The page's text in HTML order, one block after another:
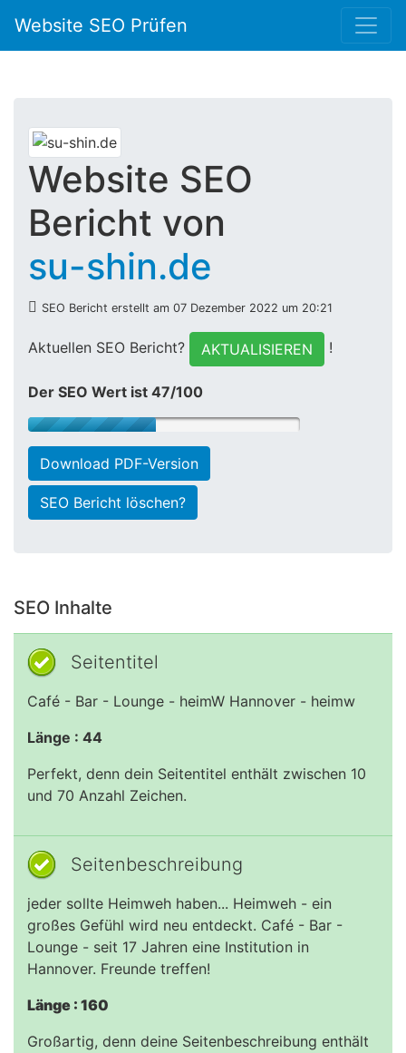
Website SEO Prüfen
Website SEO
Bericht von
su-shin.de
SEO Bericht erstellt am 07 Dezember 2022 um 20:21
Aktuellen SEO Bericht? AKTUALISIEREN !
Der SEO Wert ist 47/100
Download PDF-Version
SEO Bericht löschen?
SEO Inhalte
Seitentitel
Café - Bar - Lounge - heimW Hannover - heimw
Länge : 44
Perfekt, denn dein Seitentitel enthält zwischen 10
und 70 Anzahl Zeichen.
Seitenbeschreibung
jeder sollte Heimweh haben... Heimweh - ein
großes Gefühl wird neu entdeckt. Café - Bar -
Lounge - seit 17 Jahren eine Institution in
Hannover. Freunde treffen!
Länge : 160
Großartig, denn deine Seitenbeschreibung enthält